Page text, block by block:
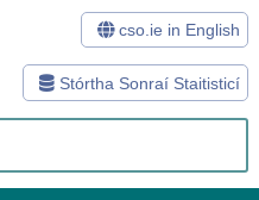
Stórtha Sonraí Staitisticí
cso.ie in English